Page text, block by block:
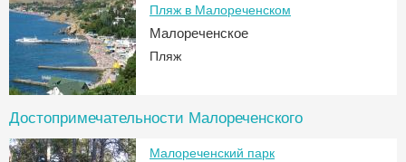
Пляж в Малореченском
Малореченское
Пляж
Достопримечательности Малореченского
Малореченский парк